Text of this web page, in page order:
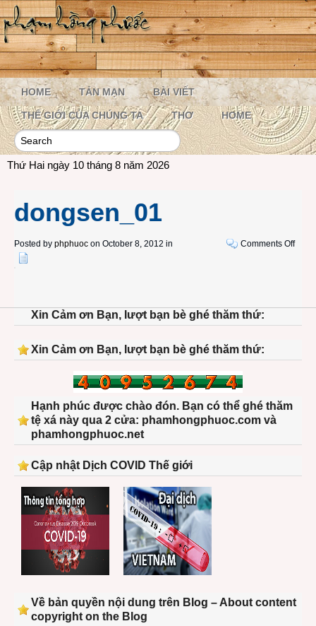
HOME TẢN MẠN BÀI VIẾT
THẾ GIỚI CỦA CHÚNG TA THƠ HOME
Thứ Hai ngày 10 tháng 8 năm 2026
dongsen_01
Posted by phphuoc on October 8, 2012 in Comments Offon
Xin Cảm ơn Bạn, lượt bạn bè ghé thăm thứ:
Xin Cảm ơn Bạn, lượt bạn bè ghé thăm thứ:
Hạnh phúc được chào đón. Bạn có thể ghé thăm
tệ xá này qua 2 cửa: phamhongphuoc.com và
phamhongphuoc.net
Cập nhật Dịch COVID Thế giới
Về bản quyền nội dung trên Blog – About content
copyright on the Blog